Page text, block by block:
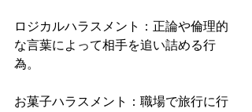
ロジカルハラスメント：正論や倫理的
な言葉によって相手を追い詰める行
為。
お菓子ハラスメント：職場で旅行に行